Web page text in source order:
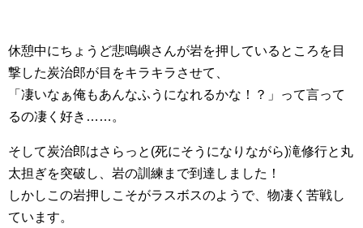
休憩中にちょうど悲鳴嶼さんが岩を押しているところを目
撃した炭治郎が目をキラキラさせて、
「凄いなぁ俺もあんなふうになれるかな！？」って言って
るの凄く好き……。
そして炭治郎はさらっと(死にそうになりながら)滝修行と丸
太担ぎを突破し、岩の訓練まで到達しました！
しかしこの岩押しこそがラスボスのようで、物凄く苦戦し
ています。